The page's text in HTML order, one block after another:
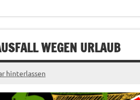
WEGEN URLAUB
hinterlassen